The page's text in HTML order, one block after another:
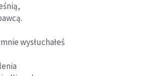
wysłuchałeś